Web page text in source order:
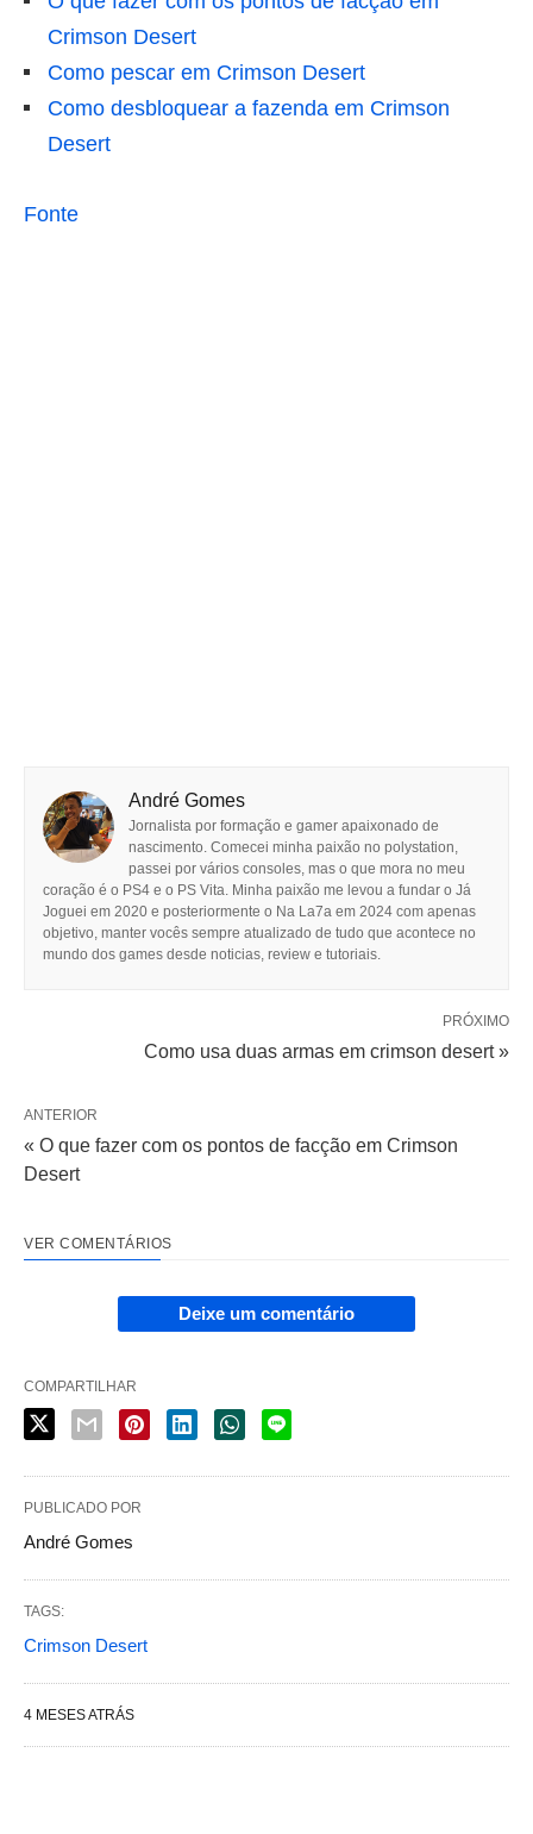
Crimson Desert
Como pescar em Crimson Desert
Como desbloquear a fazenda em Crimson
Desert
Fonte
André Gomes
Jornalista por formação e gamer apaixonado de
nascimento. Comecei minha paixão no polystation,
passei por vários consoles, mas o que mora no meu
coração é o PS4 e o PS Vita. Minha paixão me levou a fundar o Já
Joguei em 2020 e posteriormente o Na La7a em 2024 com apenas
objetivo, manter vocês sempre atualizado de tudo que acontece no
mundo dos games desde noticias, review e tutoriais.
PRÓXIMO
Como usa duas armas em crimson desert »
ANTERIOR
« O que fazer com os pontos de facção em Crimson
Desert
VER COMENTÁRIOS
Deixe um comentário
COMPARTILHAR
PUBLICADO POR
André Gomes
TAGS:
Crimson Desert
4 MESES ATRÁS